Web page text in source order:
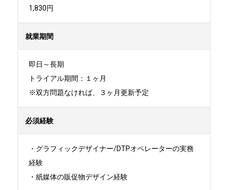
1,830円
就業期間
即日～長期
トライアル期間：１ヶ月
※双方問題なければ、３ヶ月更新予定
必須経験
・グラフィックデザイナー/DTPオペレーターの実務
経験
・紙媒体の販促物デザイン経験